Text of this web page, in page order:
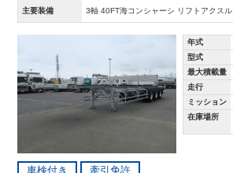
主要装備 3軸 40FT海コンシャーシ リフトアクスル
年式
型式
最大積載量
走行
ミッション
在庫場所
車検付き 牽引免許